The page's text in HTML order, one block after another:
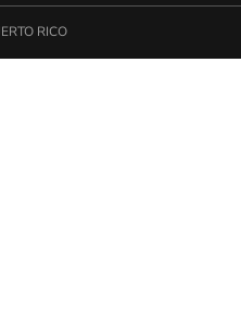
RICO